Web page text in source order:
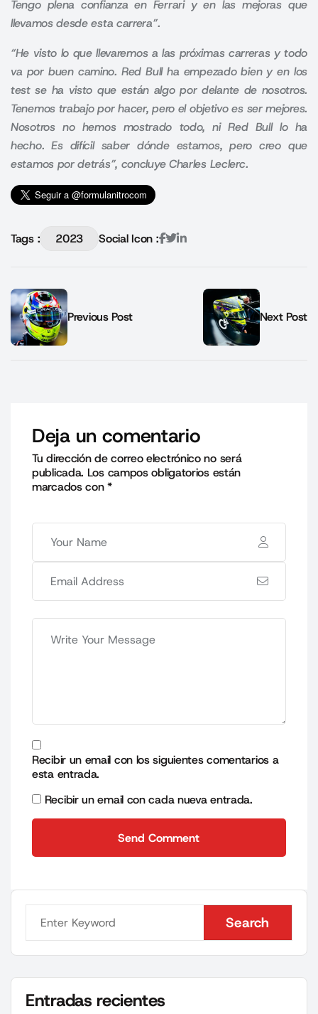
Tengo plena confianza en Ferrari y en las mejoras que
llevamos desde esta carrera”.
“He visto lo que llevaremos a las próximas carreras y todo
va por buen camino. Red Bull ha empezado bien y en los
test se ha visto que están algo por delante de nosotros.
Tenemos trabajo por hacer, pero el objetivo es ser mejores.
Nosotros no hemos mostrado todo, ni Red Bull lo ha
hecho. Es difícil saber dónde estamos, pero creo que
estamos por detrás”, concluye Charles Leclerc.
Tags : 2023 Social Icon :
Previous Post Next Post
Deja un comentario
Tu dirección de correo electrónico no será
publicada. Los campos obligatorios están
marcados con*
Recibir un email con los siguientes comentarios a
esta entrada.
Recibir un email con cada nueva entrada.
Send Comment
Search
Search
Entradas recientes